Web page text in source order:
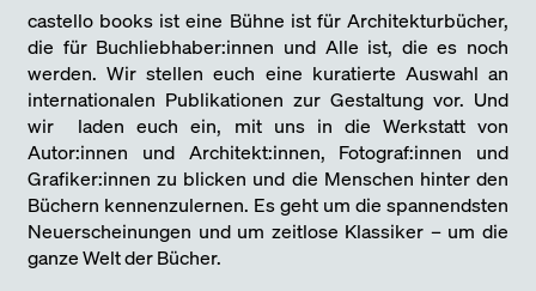
castello books ist eine Bühne ist für Architekturbücher,
die für Buchliebhaber:innen und Alle ist, die es noch
werden. Wir stellen euch eine kuratierte Auswahl an
internationalen Publikationen zur Gestaltung vor. Und
wir laden euch ein, mit uns in die Werkstatt von
Autor:innen und Architekt:innen, Fotograf:innen und
Grafiker:innen zu blicken und die Menschen hinter den
Büchern kennenzulernen. Es geht um die spannendsten
Neuerscheinungen und um zeitlose Klassiker – um die
ganze Welt der Bücher.